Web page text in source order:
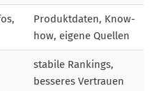
Produktdaten, Know-
how, eigene Quellen
stabile Rankings,
besseres Vertrauen